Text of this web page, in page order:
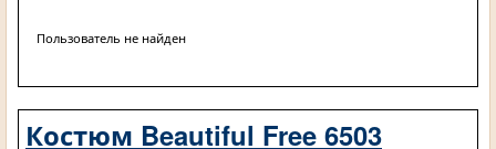
Пользователь не найден
Костюм Beautiful Free 6503